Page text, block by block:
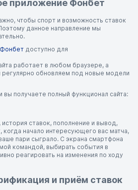
приложение Фонбет
чтобы спорт и возможность ставок
данное направление мы
доступно для
работает в любом браузере, а
обновляем под новые модели
получаете полный функционал сайта:
, история ставок, пополнение и вывод,
начало интересующего вас матча,
пари сыграло. С экрана смартфона
командой, выбирать события в
реагировать на изменения по ходу
и приём ставок